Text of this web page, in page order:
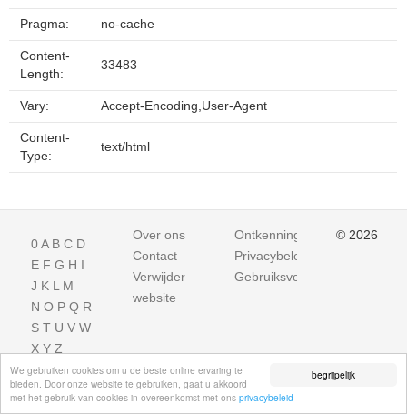
begrijpelijk
We gebruiken cookies om u de beste online ervaring te
bieden. Door onze website te gebruiken, gaat u akkoord
met het gebruik van cookies in overeenkomst met ons privacybeleid
Pragma: no-cache
Content-
Length:
33483
Vary: Accept-Encoding,User-Agent
Content-
Type:
text/html
0A B C D
E F G H I
J K L M
N O P Q R
S T U V W
X Y Z
Over ons
Contact
Verwijder
website
Ontkenning
Privacybeleid
Gebruiksvoorwaarden
© 2026